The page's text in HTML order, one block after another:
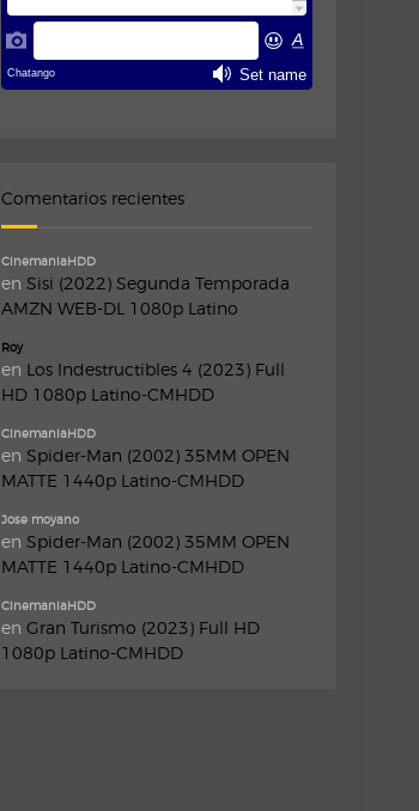
Comentarios recientes
CinemaniaHDD
en Sisi (2022) Segunda Temporada
AMZN WEB-DL 1080p Latino
Roy
en Los Indestructibles 4 (2023) Full
HD 1080p Latino-CMHDD
CinemaniaHDD
en Spider-Man (2002) 35MM OPEN
MATTE 1440p Latino-CMHDD
Jose moyano
en Spider-Man (2002) 35MM OPEN
MATTE 1440p Latino-CMHDD
CinemaniaHDD
en Gran Turismo (2023) Full HD
1080p Latino-CMHDD